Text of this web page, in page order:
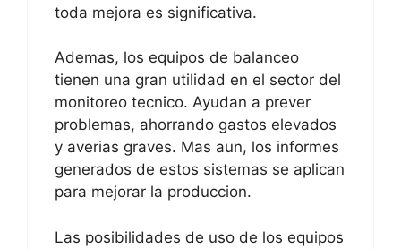
toda mejora es significativa.
Ademas, los equipos de balanceo
tienen una gran utilidad en el sector del
monitoreo tecnico. Ayudan a prever
problemas, ahorrando gastos elevados
y averias graves. Mas aun, los informes
generados de estos sistemas se aplican
para mejorar la produccion.
Las posibilidades de uso de los equipos